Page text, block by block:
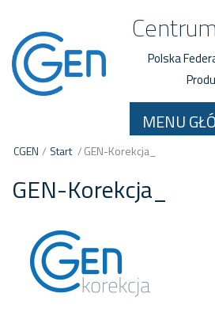
Polska
MENU
CGEN / Start /GEN-Korekcja_
GEN-Korekcja_